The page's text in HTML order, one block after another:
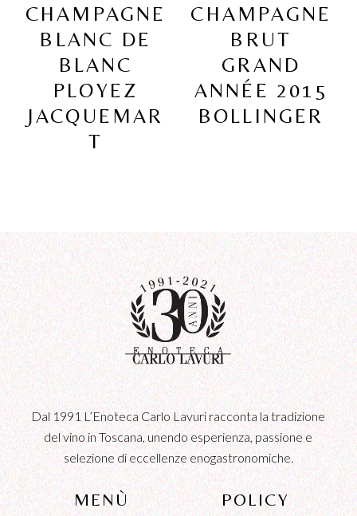
CHAMPAGNE
BLANC DE
BLANC
PLOYEZ
JACQUEMAR
T
CHAMPAGNE
BRUT
GRAND
ANNÉE 2015
BOLLINGER
Dal 1991 L’Enoteca Carlo Lavuri racconta la tradizione
del vino in Toscana, unendo esperienza, passione e
selezione di eccellenze enogastronomiche.
MENÙ POLICY